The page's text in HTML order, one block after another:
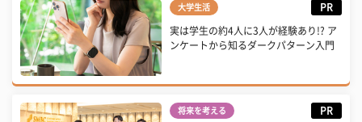
大学生活 PR
実は学生の約4人に3人が経験あり!? ア
ンケートから知るダークパターン入門
将来を考える PR